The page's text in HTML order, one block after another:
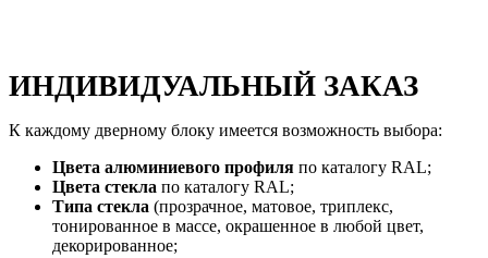
ИНДИВИДУАЛЬНЫЙ ЗАКАЗ
К каждому дверному блоку имеется возможность выбора:
Цвета алюминиевого профиля по каталогу RAL;
Цвета стекла по каталогу RAL;
Типа стекла (прозрачное, матовое, триплекс,
тонированное в массе, окрашенное в любой цвет,
декорированное;